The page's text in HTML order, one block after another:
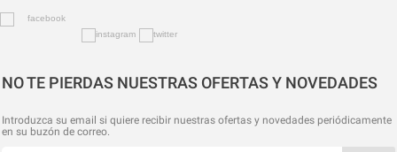
NO TE PIERDAS NUESTRAS OFERTAS Y NOVEDADES
Introduzca su email si quiere recibir nuestras ofertas y novedades periódicamente
en su buzón de correo.